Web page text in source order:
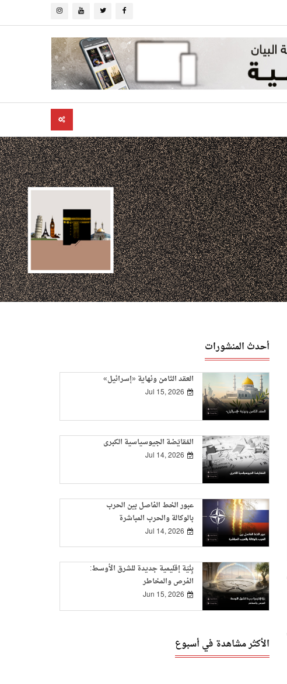
أحدث المنشورات
العقد الثامن ونهاية «إسرائيل»
Jul 15, 2026
المُقايَضة الجيوسياسية الكبرى
Jul 14, 2026
عبور الخط الفاصل بين الحرب
بالوكالة والحرب المباشرة
Jul 14, 2026
بِنْيَة إقليمية جديدة للشرق الأوسط:
الفرص والمخاطر
Jun 15, 2026
الأكثر مشاهدة في أسبوع